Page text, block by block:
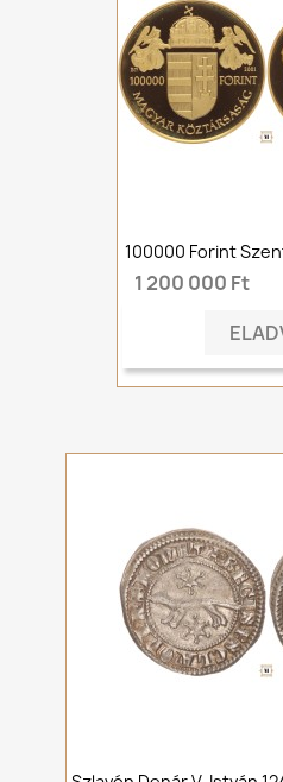
100000 Forint
1 200 000 Ft